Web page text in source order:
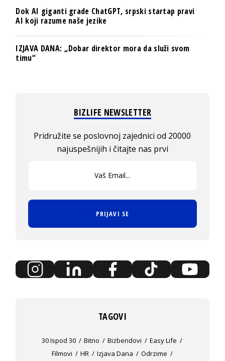
Dok AI giganti grade ChatGPT, srpski startap pravi
AI koji razume naše jezike
IZJAVA DANA: „Dobar direktor mora da služi svom
timu“
BIZLIFE NEWSLETTER
Pridružite se poslovnoj zajednici od 20000
najuspešnijih i čitajte nas prvi
PRIJAVI SE
TAGOVI
30 Ispod 30 Bitno Bizbendovi
Easy Life
Filmovi
HR Izjava Dana
Odrzime